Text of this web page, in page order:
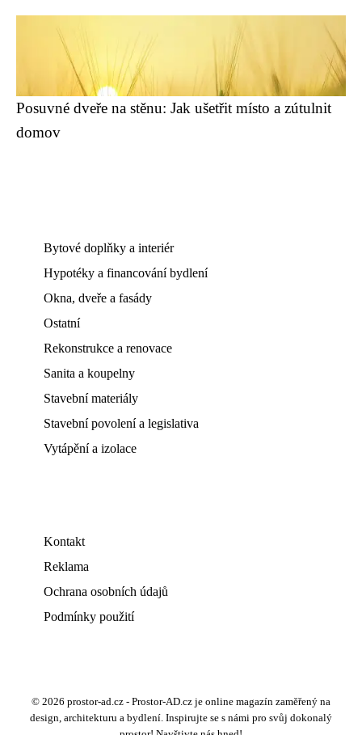
Posuvné dveře na stěnu: Jak ušetřit místo a zútulnit
domov
Bytové doplňky a interiér
Hypotéky a financování bydlení
Okna, dveře a fasády
Ostatní
Rekonstrukce a renovace
Sanita a koupelny
Stavební materiály
Stavební povolení a legislativa
Vytápění a izolace
Kontakt
Reklama
Ochrana osobních údajů
Podmínky použití
© 2026 prostor-ad.cz - Prostor-AD.cz je online magazín zaměřený na
design, architekturu a bydlení. Inspirujte se s námi pro svůj dokonalý